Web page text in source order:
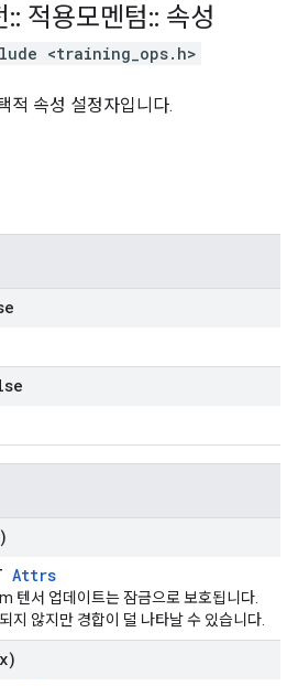
:: 적용모멘텀:: 속성
<training_ops.h>
적 속성 설정자입니다.
Attrs
텐서 업데이트는 잠금으로 보호됩니다.
지 않지만 경합이 덜 나타날 수 있습니다.